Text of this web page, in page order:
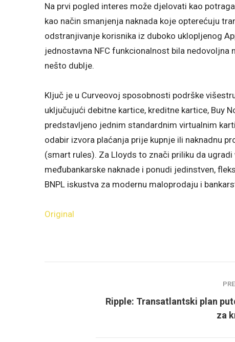
Na prvi pogled interes može djelovati kao
kao način smanjenja naknada koje opterećuju
odstranjivanje korisnika iz duboko uklopljenog
jednostavna NFC funkcionalnost bila
nešto dublje.
Ključ je u Curveovoj sposobnosti podrške
uključujući debitne kartice, kreditne kartice, Buy
predstavljeno jednim standardnim virtualnim
odabir izvora plaćanja prije kupnje ili naknadnu
(smart rules). Za Lloyds to znači priliku da
međubankarske naknade i ponudi jedinstven,
BNPL iskustva za modernu maloprodaju i
Original
Ripple: Transatlantski plan
za